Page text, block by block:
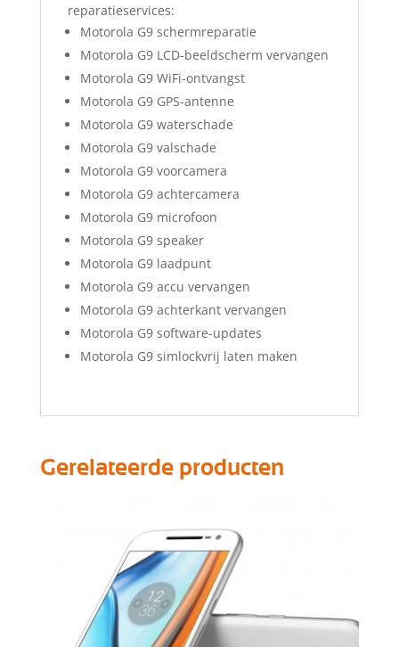
reparatieservices:
Motorola G9 schermreparatie
Motorola G9 LCD-beeldscherm vervangen
Motorola G9 WiFi-ontvangst
Motorola G9 GPS-antenne
Motorola G9 waterschade
Motorola G9 valschade
Motorola G9 voorcamera
Motorola G9 achtercamera
Motorola G9 microfoon
Motorola G9 speaker
Motorola G9 laadpunt
Motorola G9 accu vervangen
Motorola G9 achterkant vervangen
Motorola G9 software-updates
Motorola G9 simlockvrij laten maken
Gerelateerde producten